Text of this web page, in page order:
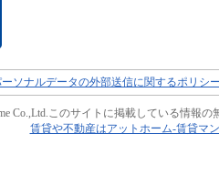
ソナルデータの外部送信に関するポリシ
Co.,Ltd.このサイトに掲載している情報の
賃貸や不動産はアットホーム-賃貸マ